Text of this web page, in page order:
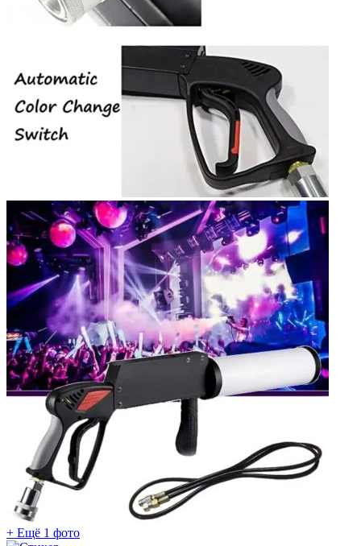
+ Ещё 1 фото